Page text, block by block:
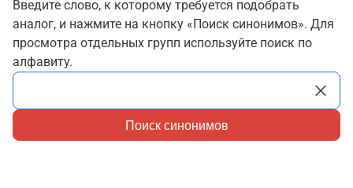
Введите слово, к которому требуется подобрать
аналог, и нажмите на кнопку «Поиск синонимов». Для
просмотра отдельных групп используйте поиск по
алфавиту.
Поиск синонимов